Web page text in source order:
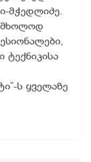
მჭედლიძე.
მხოლოდ
ტექნიკისა
ს ყველაზე